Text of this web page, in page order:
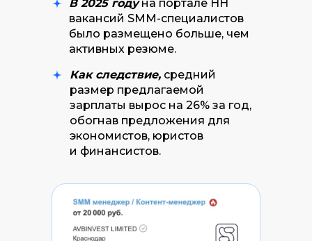
В 2025 годуна портале HH
вакансий SMM-специалистов
было размещено больше, чем
активных резюме.
Как следствие, средний
размер предлагаемой
зарплаты вырос на 26% за год,
обогнав предложения для
экономистов, юристов
и финансистов.